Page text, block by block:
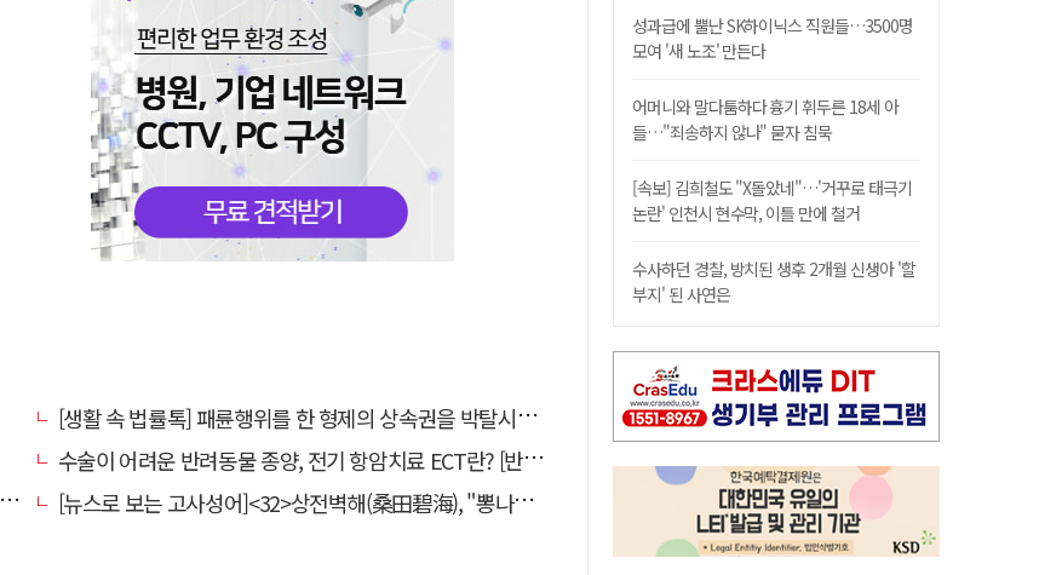
[생활 속 법률톡] 패륜행위를 한 형제의 상속권을 박탈시킬 수 있을까요
수술이 어려운 반려동물 종양, 전기 항암치료 ECT란? [반려동물 건강톡톡]
[뉴스로 보는 고사성어]<32>상전벽해(桑田碧海), "뽕나무밭이 푸른 바다가 되었다."
성과급에 뿔난 SK하이닉스 직원들…3500명
모여 '새 노조' 만든다
어머니와 말다툼하다 흉기 휘두른 18세 아
들…"죄송하지 않나" 묻자 침묵
[속보] 김희철도 "X돌았네"…'거꾸로 태극기
논란' 인천시 현수막, 이틀 만에 철거
수사하던 경찰, 방치된 생후 2개월 신생아 '할
부지' 된 사연은